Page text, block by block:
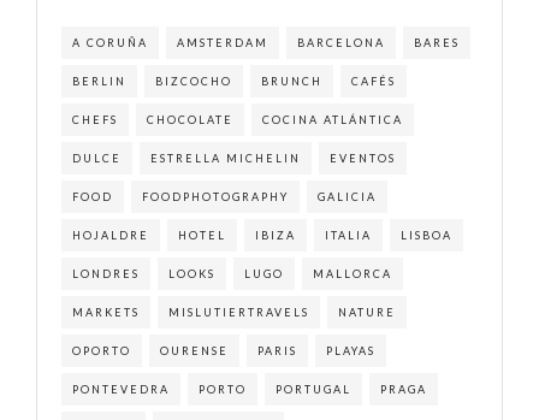
A CORUÑA AMSTERDAM BARCELONA BARES
BERLIN BIZCOCHO BRUNCH CAFÉS
CHEFS CHOCOLATE COCINA ATLÁNTICA
DULCE ESTRELLA MICHELIN EVENTOS
FOOD FOODPHOTOGRAPHY GALICIA
HOJALDRE HOTEL IBIZA ITALIA LISBOA
LONDRES LOOKS LUGO MALLORCA
MARKETS MISLUTIERTRAVELS NATURE
OPORTO OURENSE PARIS PLAYAS
PONTEVEDRA PORTO PORTUGAL PRAGA